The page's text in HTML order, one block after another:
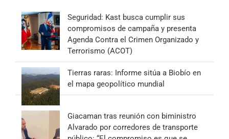
Seguridad: Kast busca cumplir sus
compromisos de campaña y presenta
Agenda Contra el Crimen Organizado y
Terrorismo (ACOT)
Tierras raras: Informe sitúa a Biobío en
el mapa geopolítico mundial
Giacaman tras reunión con biministro
Alvarado por corredores de transporte